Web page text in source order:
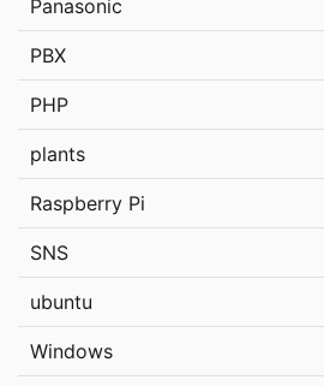
Panasonic
PBX
PHP
plants
Raspberry Pi
SNS
ubuntu
Windows